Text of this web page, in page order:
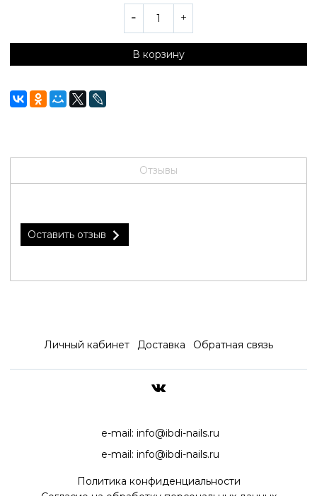
В корзину
Отзывы
Оставить отзыв
Личный кабинет Доставка Обратная связь
e-mail: info@ibdi-nails.ru
e-mail: info@ibdi-nails.ru
Политика конфиденциальности